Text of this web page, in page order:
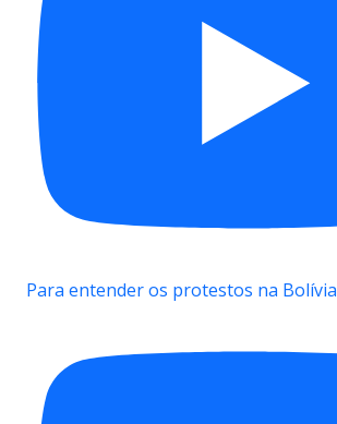
Para entender os protestos na Bolívia